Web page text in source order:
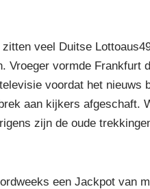
veel Duitse
Vroeger vormde
voordat het
aan kijkers
zijn de oude
een Jackpot van